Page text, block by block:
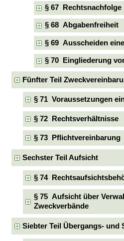
§ 67 Rechtsnachfolge
§ 68 Abgabenfreiheit
§ 69 Ausscheiden
§ 70 Eingliederung
Fünfter Teil
§ 71 Voraussetzungen
§ 72 Rechtsverhältnisse
§ 73 Pflichtvereinbarung
Sechster Teil Aufsicht
§ 74
§ 75 Aufsicht über
Zweckverbände
Siebter Teil Übergangs- und